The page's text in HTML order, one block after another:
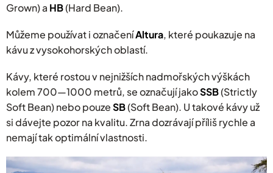
Grown) a HB(Hard Bean).
Můžeme používat i označeníAltura, které poukazuje na
kávu z vysokohorských oblastí.
Kávy, které rostou v nejnižších nadmořských výškách
kolem 700—1000 metrů, se označují jakoSSB(Strictly
Soft Bean) nebo pouzeSB(Soft Bean). U takové kávy už
si dávejte pozor na kvalitu. Zrna dozrávají příliš rychle a
nemají tak optimální vlastnosti.